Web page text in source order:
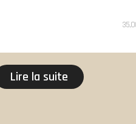
Lire la suite